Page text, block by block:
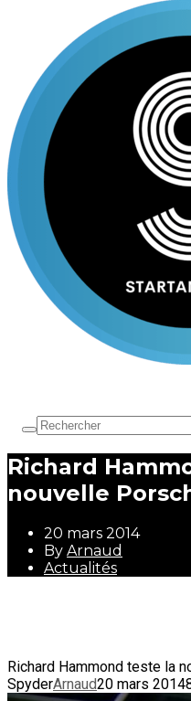
Richard
nouvelle
20 mars 2014
By Arnaud
Actualités
Richard Hammond teste la
SpyderArnaud20 mars 2014